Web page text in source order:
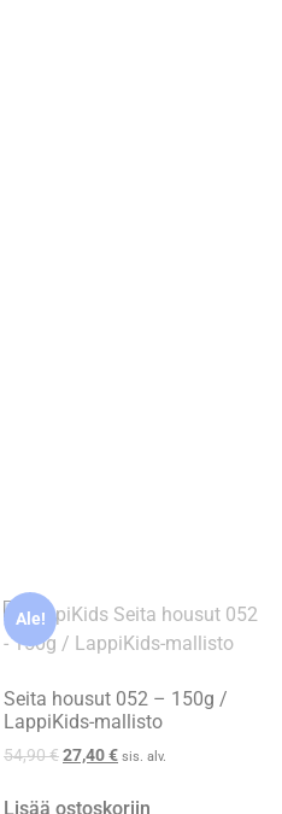
Ale!
Seita housut 052 – 150g /
LappiKids-mallisto
54,90€27,40€ sis. alv.
Lisää ostoskoriin